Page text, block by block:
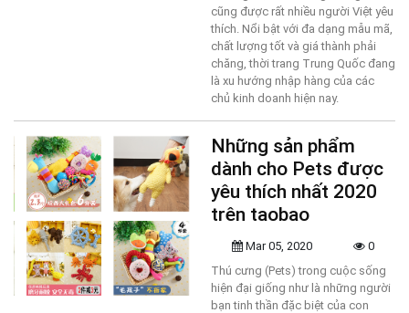
cũng được rất nhiều người Việt yêu
thích. Nổi bật với đa dạng mẫu mã,
chất lượng tốt và giá thành phải
chăng, thời trang Trung Quốc đang
là xu hướng nhập hàng của các
chủ kinh doanh hiện nay.
Những sản phẩm
dành cho Pets được
yêu thích nhất 2020
trên taobao
Mar 05, 2020
0
Thú cưng (Pets) trong cuộc sống
hiện đại giống như là những người
bạn tinh thần đặc biệt của con